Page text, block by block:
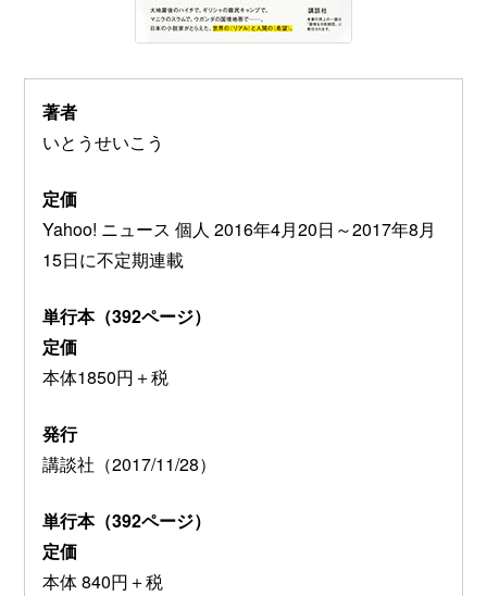
著者
いとうせいこう
定価
Yahoo! ニュース 個人 2016年4月20日～2017年8月
15日に不定期連載
単行本（392ページ）
定価
本体1850円＋税
発行
講談社（2017/11/28）
単行本（392ページ）
定価
本体 840円＋税